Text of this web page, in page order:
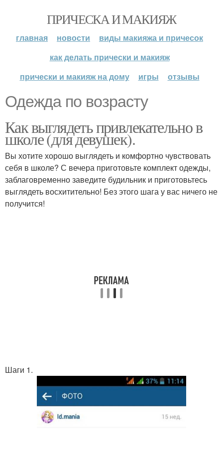
ПРИЧЕСКА И МАКИЯЖ
главная новости
виды макияжа и причесок
как делать прически и макияж
прически и макияж на дому
игры отзывы
Одежда по возрасту
Как выглядеть привлекательно в
школе (для девушек).
Вы хотите хорошо выглядеть и комфортно чувствовать
себя в школе? С вечера приготовьте комплект одежды,
заблаговременно заведите будильник и приготовьтесь
выглядеть восхитительно! Без этого шага у вас ничего не
получится!
Шаги 1.